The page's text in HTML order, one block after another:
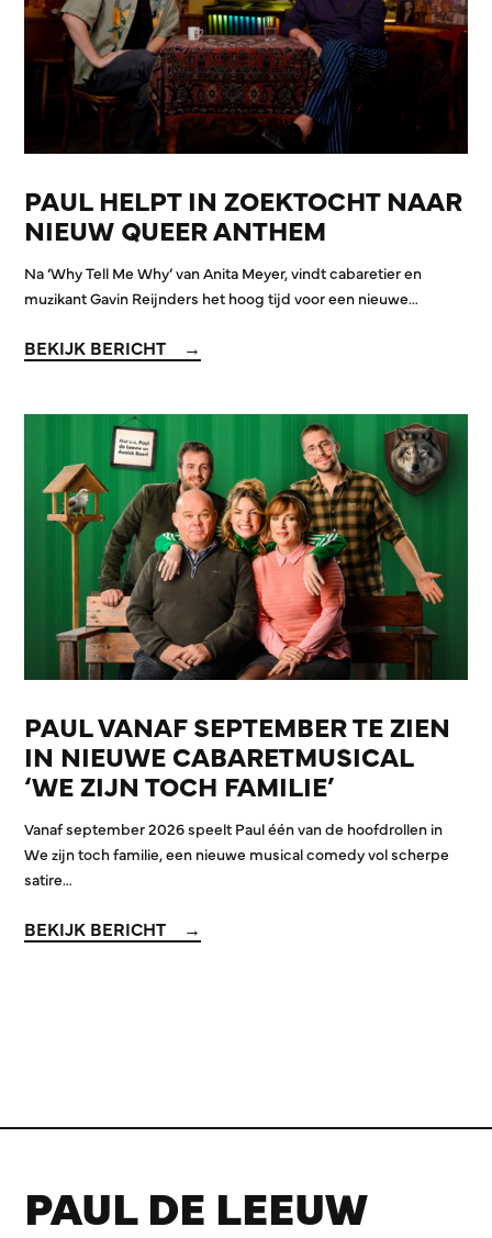
PAUL HELPT IN ZOEKTOCHT NAAR
NIEUW QUEER ANTHEM
Na ‘Why Tell Me Why’ van Anita Meyer, vindt cabaretier en
muzikant Gavin Reijnders het hoog tijd voor een nieuwe…
BEKIJK BERICHT
PAUL VANAF SEPTEMBER TE ZIEN
IN NIEUWE CABARETMUSICAL
‘WE ZIJN TOCH FAMILIE’
Vanaf september 2026 speelt Paul één van de hoofdrollen in
We zijn toch familie, een nieuwe musical comedy vol scherpe
satire…
BEKIJK BERICHT
PAUL DE LEEUW